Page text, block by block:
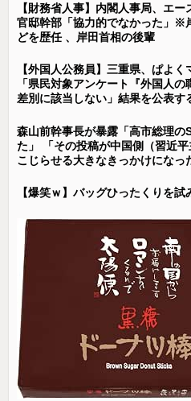
【財務省人事】内閣人事局、エ
官邸幹部「協力的でなかった」※
どを歴任 、岸田首相の後輩
【外国人公務員】三重県、ぱよ
「県民対象アンケート『外国人
差別に該当しない」結果を公表す
森山前幹事長が暴露「高市総理の
た」 「その投稿が中国側（習近
こじらせる大きなきっかけになっ
【爆笑ｗ】バッグひったくりを